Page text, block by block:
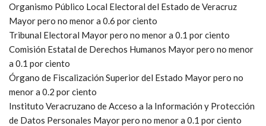
Organismo Público Local Electoral del Estado de Veracruz
Mayor pero no menor a 0.6 por ciento
Tribunal Electoral Mayor pero no menor a 0.1 por ciento
Comisión Estatal de Derechos Humanos Mayor pero no menor
a 0.1 por ciento
Órgano de Fiscalización Superior del Estado Mayor pero no
menor a 0.2 por ciento
Instituto Veracruzano de Acceso a la Información y Protección
de Datos Personales Mayor pero no menor a 0.1 por ciento